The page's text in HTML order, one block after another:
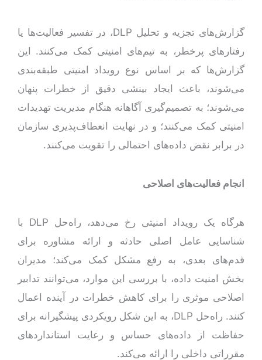
گزارش‌های تجزیه و تحلیل DLP، در تفسیر فعالیت‌ها یا
رفتار‌های پرخطر، به تیم‌های امنیتی کمک می‌کنند. این
گزارش‌ها که بر اساس نوع رویداد امنیتی طبقه‌بندی
می‌شوند، باعث ایجاد بینشی دقیق از خطرات پنهان
می‌شوند؛ به تصمیم‌گیری آگاهانه هنگام مدیریت تهدیدات
امنیتی کمک می‌کنند؛ و در نهایت انعطاف‌پذیری سازمان
در برابر نقض داده‌های احتمالی را تقویت می‌کنند.
انجام فعالیت‌های اصلاحی
هرگاه یک رویداد امنیتی رخ می‌دهد، راه‌حل‌ DLP با
شناسایی عامل اصلی حادثه و ارائه مشاوره برای
قدم‌های بعدی، به رفع مشکل کمک می‌کند؛ مدیران
بخش امنیت داده، با بررسی این موارد، می‌توانند تدابیر
اصلاحی موثری را برای کاهش خطرات در آینده اعمال
کنند. راه‌حل DLP، به این شکل رویکردی پیشگیرانه برای
حفاظت از داده‌های حساس و رعایت استانداردهای
مقرراتی داخلی را ارائه می‌کند.